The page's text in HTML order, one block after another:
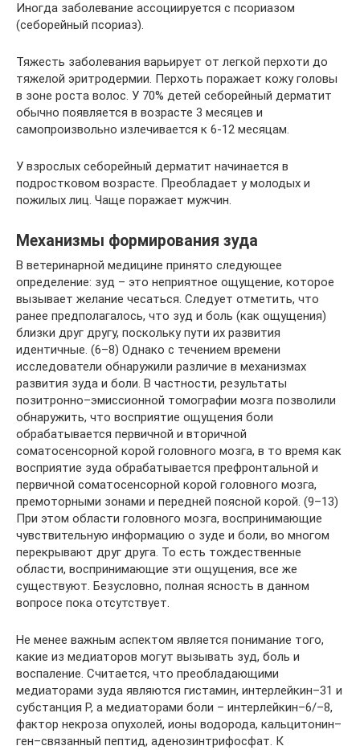
Иногда заболевание ассоциируется с псориазом
(себорейный псориаз).
Тяжесть заболевания варьирует от легкой перхоти до
тяжелой эритродермии. Перхоть поражает кожу головы
в зоне роста волос. У 70% детей себорейный дерматит
обычно появляется в возрасте 3 месяцев и
самопроизвольно излечивается к 6-12 месяцам.
У взрослых себорейный дерматит начинается в
подростковом возрасте. Преобладает у молодых и
пожилых лиц. Чаще поражает мужчин.
Механизмы формирования зуда
В ветеринарной медицине принято следующее
определение: зуд – это неприятное ощущение, которое
вызывает желание чесаться. Следует отметить, что
ранее предполагалось, что зуд и боль (как ощущения)
близки друг другу, поскольку пути их развития
идентичные. (6–8) Однако с течением времени
исследователи обнаружили различие в механизмах
развития зуда и боли. В частности, результаты
позитронно–эмиссионной томографии мозга позволили
обнаружить, что восприятие ощущения боли
обрабатывается первичной и вторичной
соматосенсорной корой головного мозга, в то время как
восприятие зуда обрабатывается префронтальной и
первичной соматосенсорной корой головного мозга,
премоторными зонами и передней поясной корой. (9–13)
При этом области головного мозга, воспринимающие
чувствительную информацию о зуде и боли, во многом
перекрывают друг друга. То есть тождественные
области, воспринимающие эти ощущения, все же
существуют. Безусловно, полная ясность в данном
вопросе пока отсутствует.
Не менее важным аспектом является понимание того,
какие из медиаторов могут вызывать зуд, боль и
воспаление. Считается, что преобладающими
медиаторами зуда являются гистамин, интерлейкин–31 и
субстанция Р, а медиаторами боли – интерлейкин–6/–8,
фактор некроза опухолей, ионы водорода, кальцитонин–
ген–связанный пептид, аденозинтрифосфат. К